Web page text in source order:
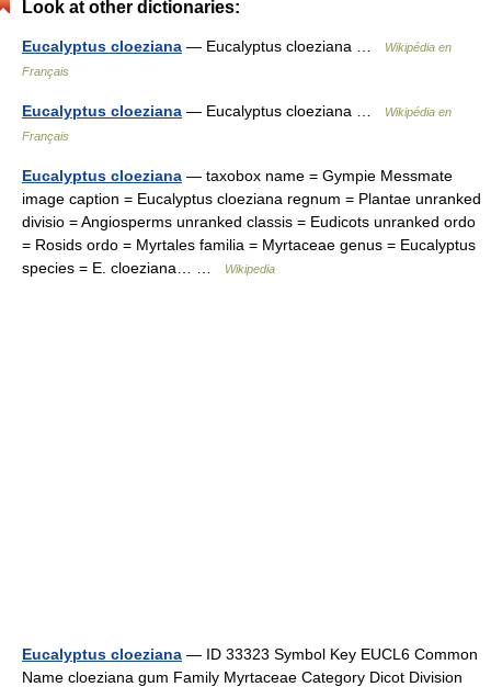
Look at other dictionaries:
Eucalyptus cloeziana — Eucalyptus cloeziana …
Wikipédia en
Français
Eucalyptus cloeziana — Eucalyptus cloeziana …
Wikipédia en
Français
Eucalyptus cloeziana — taxobox name = Gympie Messmate
image caption = Eucalyptus cloeziana regnum = Plantae unranked
divisio = Angiosperms unranked classis = Eudicots unranked ordo
= Rosids ordo = Myrtales familia = Myrtaceae genus = Eucalyptus
species = E. cloeziana… …
Wikipedia
Eucalyptus cloeziana — ID 33323 Symbol Key EUCL6 Common
Name cloeziana gum Family Myrtaceae Category Dicot Division